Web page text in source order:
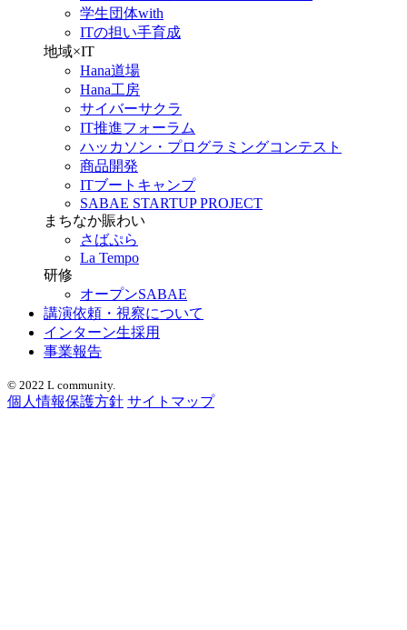
学生団体with
ITの担い手育成
地域×IT
Hana道場
Hana工房
サイバーサクラ
IT推進フォーラム
ハッカソン・プログラミングコンテスト
商品開発
ITブートキャンプ
SABAE STARTUP PROJECT
まちなか賑わい
さばぷら
La Tempo
研修
オープンSABAE
講演依頼・視察について
インターン生採用
事業報告
© 2022 L community.
個人情報保護方針 サイトマップ